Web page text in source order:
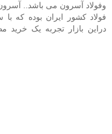
وفولاد آسرون می باشد..
فولاد کشور ایران بوده که
در‌این بازار تجربه یک خرید